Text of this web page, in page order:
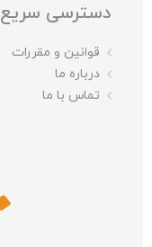
دسترسی سریع
قوانین و مقررات
درباره ما
تماس با ما